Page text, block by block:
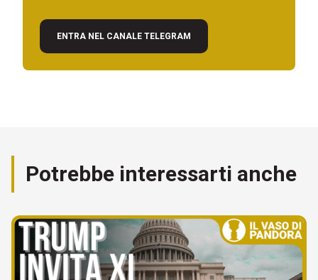
ENTRA NEL CANALE TELEGRAM
Potrebbe interessarti anche